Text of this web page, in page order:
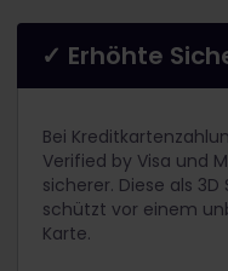
✓ Erhöhte
Bei
Verified by Visa und
sicherer. Diese als
schützt vor einem
Karte.